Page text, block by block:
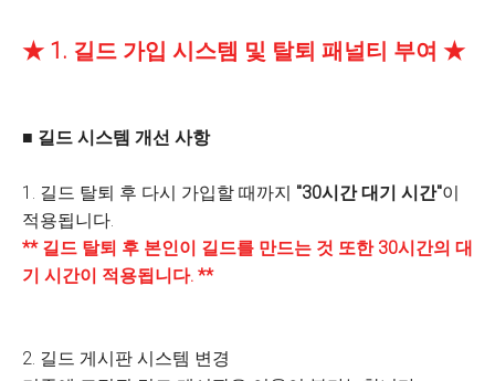
★ 1. 길드 가입 시스템 및 탈퇴 패널티 부여 ★
■ 길드 시스템 개선 사항
1. 길드 탈퇴 후 다시 가입할 때까지 "30시간 대기 시간"이
적용됩니다.
** 길드 탈퇴 후 본인이 길드를 만드는 것 또한 30시간의 대
기 시간이 적용됩니다. **
2. 길드 게시판 시스템 변경